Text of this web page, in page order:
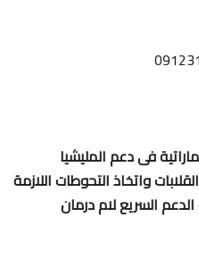
فى دعم المليشيا
واتخاذ التحوطات اللازمة